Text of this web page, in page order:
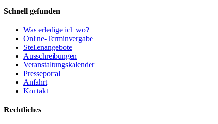
Schnell gefunden
Was erledige ich wo?
Online-Terminvergabe
Stellenangebote
Ausschreibungen
Veranstaltungskalender
Presseportal
Anfahrt
Kontakt
Rechtliches